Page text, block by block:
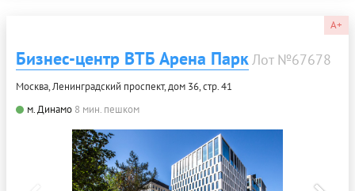
A+
Бизнес-центр ВТБ Арена ПаркЛот №67678
Москва, Ленинградский проспект, дом 36, стр. 41
м. Динамо 8 мин. пешком